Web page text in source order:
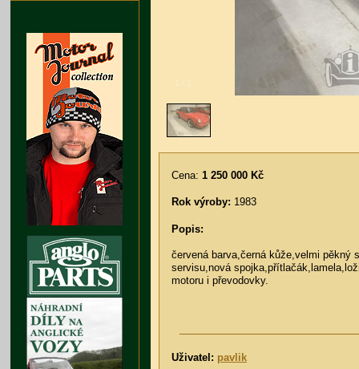
/
Cena: 1 250 000 Kč
Rok výroby: 1983
Popis:
červená barva,černá kůže,velmi pěkný
servisu,nová
motoru i převodovky.
Uživatel: pavlik